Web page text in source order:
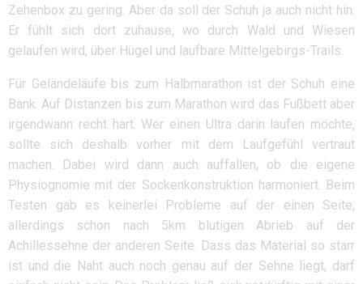
Zehenbox zu gering. Aber da soll der Schuh ja auch nicht hin.
Er fühlt sich dort zuhause, wo durch Wald und Wiesen
gelaufen wird, über Hügel und laufbare Mittelgebirgs-Trails.
Für Geländeläufe bis zum Halbmarathon ist der Schuh eine
Bank. Auf Distanzen bis zum Marathon wird das Fußbett aber
irgendwann recht hart. Wer einen Ultra darin laufen möchte,
sollte sich deshalb vorher mit dem Laufgefühl vertraut
machen. Dabei wird dann auch auffallen, ob die eigene
Physiognomie mit der Sockenkonstruktion harmoniert. Beim
Testen gab es keinerlei Probleme auf der einen Seite,
allerdings schon nach 5km blutigen Abrieb auf der
Achillessehne der anderen Seite. Dass das Material so starr
ist und die Naht auch noch genau auf der Sehne liegt, darf